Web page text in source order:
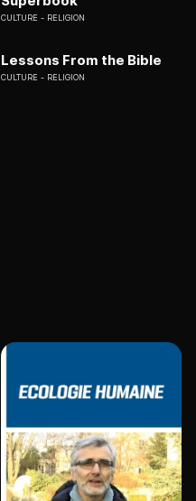
CULTURE RELIGION
Lessons From the Bible
CULTURE RELIGION